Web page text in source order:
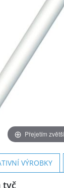
Přejetím
VÝROBKY
tyč